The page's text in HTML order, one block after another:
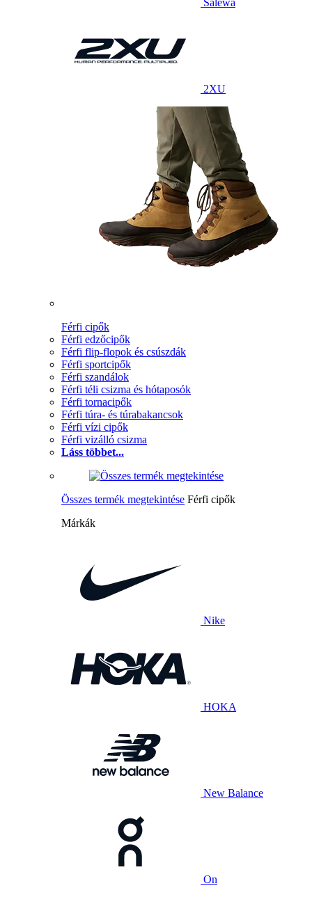
Salewa
2XU
Férfi cipők
Férfi edzőcipők
Férfi flip-flopok és csúszdák
Férfi sportcipők
Férfi szandálok
Férfi téli csizma és hótaposók
Férfi tornacipők
Férfi túra- és túrabakancsok
Férfi vízi cipők
Férfi vizálló csizma
Láss többet...
Összes termék megtekintése Férfi cipők
Márkák
Nike
HOKA
New Balance
On